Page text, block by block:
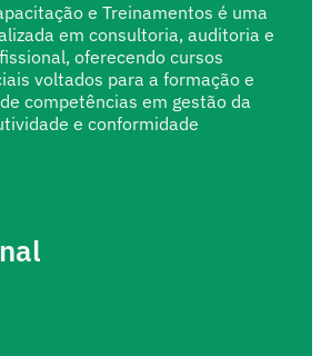
e Treinamentos é uma
em consultoria, auditoria e
oferecendo cursos
voltados para a formação e
competências em gestão da
e conformidade